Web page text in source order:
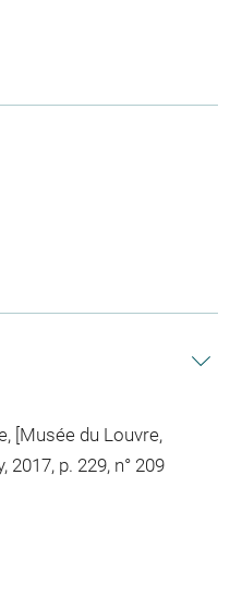
[Musée du Louvre,
p. 229, n° 209